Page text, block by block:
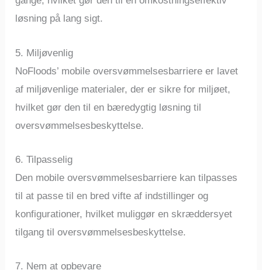
løsning på lang sigt.
5. Miljøvenlig
NoFloods’ mobile oversvømmelsesbarriere er lavet
af miljøvenlige materialer, der er sikre for miljøet,
hvilket gør den til en bæredygtig løsning til
oversvømmelsesbeskyttelse.
6. Tilpasselig
Den mobile oversvømmelsesbarriere kan tilpasses
til at passe til en bred vifte af indstillinger og
konfigurationer, hvilket muliggør en skræddersyet
tilgang til oversvømmelsesbeskyttelse.
7. Nem at opbevare